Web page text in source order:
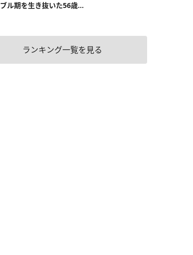
ブル期を生き抜いた56歳...
ランキング一覧を見る